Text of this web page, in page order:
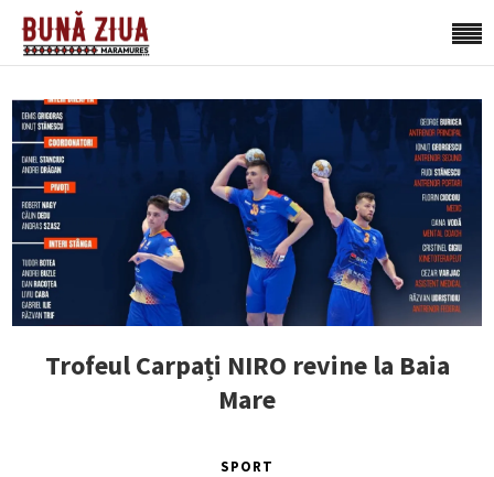
Trofeul Carpați NIRO revine la Baia
Mare
SPORT